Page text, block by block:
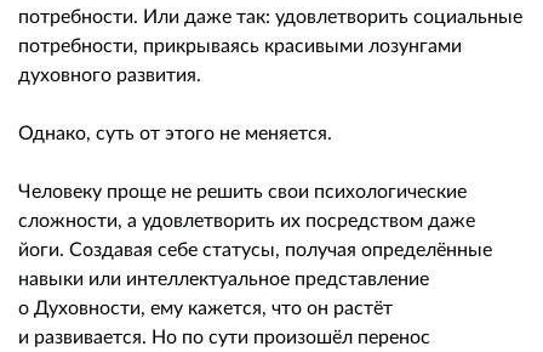
потребности. Или даже так: удовлетворить социальные
потребности, прикрываясь красивыми лозунгами
духовного развития.
Однако, суть от этого не меняется.
Человеку проще не решить свои психологические
сложности, а удовлетворить их посредством даже
йоги. Создавая себе статусы, получая определённые
навыки или интеллектуальное представление
о Духовности, ему кажется, что он растёт
и развивается. Но по сути произошёл перенос